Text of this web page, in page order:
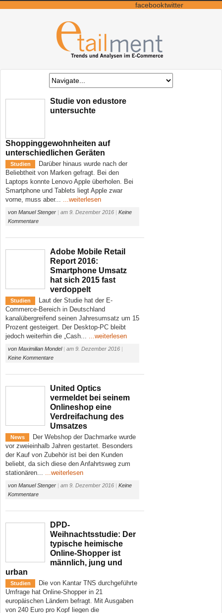
facebooktwitter
Studie von edustore
untersuchte
Shoppinggewohnheiten auf
unterschiedlichen Geräten
Studien
Darüber hinaus wurde nach der
Beliebtheit von Marken gefragt. Bei den
Laptops konnte Lenovo Apple überholen. Bei
Smartphone und Tablets liegt Apple zwar
vorne, muss aber... ...weiterlesen
von Manuel Stenger | am 9. Dezember 2016 | Keine
Kommentare
Adobe Mobile Retail
Report 2016:
Smartphone Umsatz
hat sich 2015 fast
verdoppelt
Studien
Laut der Studie hat der E-
Commerce-Bereich in Deutschland
kanalübergreifend seinen Jahresumsatz um 15
Prozent gesteigert. Der Desktop-PC bleibt
jedoch weiterhin die „Cash... ...weiterlesen
von Maximilian Mondel| am 9. Dezember 2016 |
Keine Kommentare
United Optics
vermeldet bei seinem
Onlineshop eine
Verdreifachung des
Umsatzes
News
Der Webshop der Dachmarke wurde
vor zweieinhalb Jahren gestartet. Besonders
der Kauf von Zubehör ist bei den Kunden
beliebt, da sich diese den Anfahrtsweg zum
stationären... ...weiterlesen
von Manuel Stenger | am 9. Dezember 2016 | Keine
Kommentare
DPD-
Weihnachtsstudie: Der
typische heimische
Online-Shopper ist
männlich, jung und
urban
Studien
Die von Kantar TNS durchgeführte
Umfrage hat Online-Shopper in 21
europäischen Ländern befragt. Mit Ausgaben
von 240 Euro pro Kopf liegen die